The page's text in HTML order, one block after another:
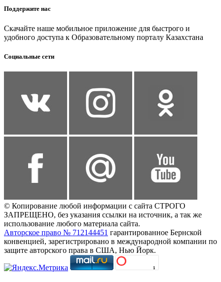
Поддержите нас
Скачайте наше мобильное приложение для быстрого и
удобного доступа к Образовательному порталу Казахстана
Социальные сети
© Копирование любой информации с сайта СТРОГО
ЗАПРЕЩЕНО, без указания ссылки на источник, а так же
использование любого материала сайта.
Авторское право № 712144451 гарантированное Бернской
конвенцией, зарегистрировано в международной компании по
защите авторского права в США, Нью Йорк.